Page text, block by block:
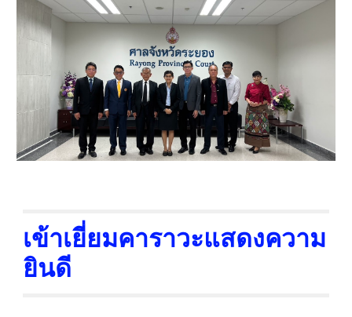
เข้าเยี่ยมคาราวะแสดงความ
ยินดี